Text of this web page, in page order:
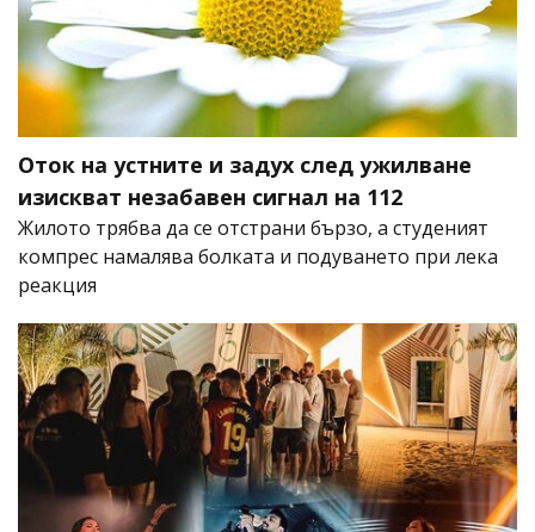
Оток на устните и задух след ужилване
изискват незабавен сигнал на 112
Жилото трябва да се отстрани бързо, а студеният
компрес намалява болката и подуването при лека
реакция